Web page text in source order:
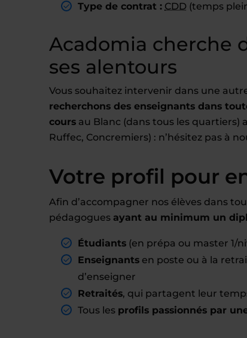
Type de contrat : CDD (temps
Acadomia cherche
ses alentours
Vous souhaitez intervenir dans une
recherchons des enseignants dans
cours au Blanc (dans tous les quartiers)
Ruffec, Concremiers) : n’hésitez pas à
Votre profil pour
Afin d’accompagner nos élèves dans
pédagogues ayant au minimum un
Étudiants (en prépa ou master 1/
Enseignants en poste ou à la
d’enseigner
Retraités, qui partagent leur
Tous les profils passionnés par